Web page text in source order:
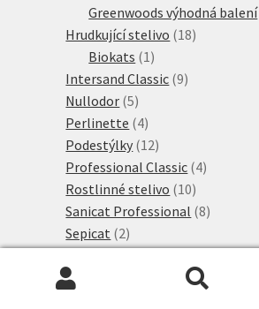
Greenwoods výhodná balení
Hrudkující stelivo 1818
Biokats 1 1
produkt
Intersand Classic 99
Nullodor 55
produktů
Perlinette 44
produkty
Podestýlky 1212
produktů
Professional Classic 44
Rostlinné stelivo 1010
produktů
Sanicat Professional 88
Sepicat 22
produkty 1
produkt
Tigerino Premium 4747